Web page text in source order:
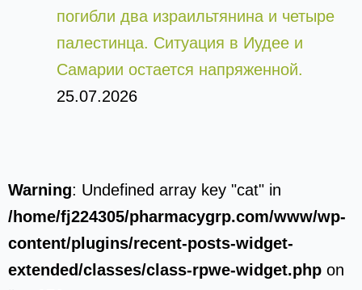
погибли два израильтянина и четыре
палестинца. Ситуация в Иудее и
Самарии остается напряженной.
25.07.2026
Warning: Undefined array key "cat" in
/home/fj224305/pharmacygrp.com/www/wp-
content/plugins/recent-posts-widget-
extended/classes/class-rpwe-widget.php on